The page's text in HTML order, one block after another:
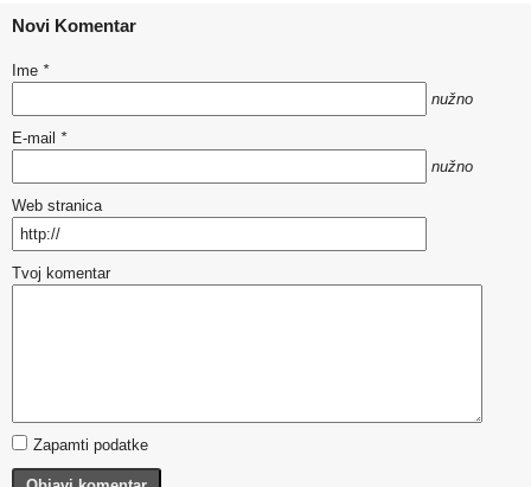
Novi Komentar
Ime *
nužno
E-mail *
nužno
Web stranica
Tvoj komentar
Zapamti podatke